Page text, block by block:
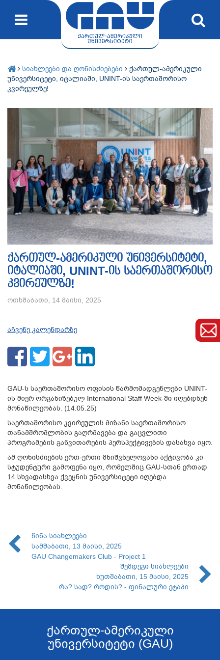
სიახლეები და ღონისძიებები
ქართულ-ამერიკული
უნივერსიტეტი, იტალიაში, UNINT-ის საერთაშორისო
კვირეულზე!
ქართულ-ამერიკული უნივერსიტეტი,
იტალიაში, UNINT-ის საერთაშორისო
კვირეულზე!
ოთხშაბათი, 14 მაისი, 2025
აჩვენე კალენდარზე
GAU-ს საერთაშორისო ოფისის წარმომადგენლები UNINT-
ის მიერ ორგანიზებულ International Staff Week-ში იღებდნენ
მონაწილეობას. (14.05.25)
საერთაშორისო კვირეულის მიზანი საერთაშორისო
თანამშრომლობის გაღრმავება და გაცვლითი
პროგრამების განვითარების პერსპექტივების დასახვა იყო.
ამ ღონისძიების ერთ-ერთი მნიშვნელოვანი აქტივობა კი
სტუდენტური გამოფენა იყო, რომელშიც GAU-სთან ერთად
14 სხვადასხვა ქვეყნის უნივერსიტეტი იღებდა
მონაწილეობას.
წინა სიახლეები
სამშაბათი, 13 მაისი, 2025
GAU Changemakers Club - Project 1
შემდეგი სიახლეები
ხუთშაბათი, 15 მაისი, 2025
რა? სად? როდის? - ფინალური ეტაპი
ქართულ-ამერიკული
უნივერსიტეტი (GAU)